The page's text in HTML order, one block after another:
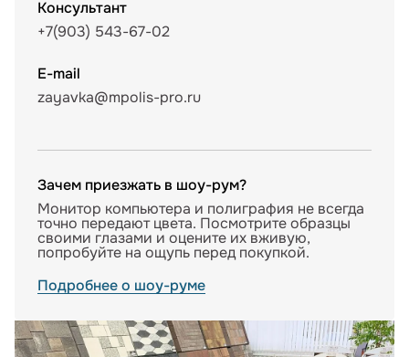
Консультант
+7(903) 543-67-02
E-mail
zayavka@mpolis-pro.ru
Зачем приезжать в шоу-рум?
Монитор компьютера и полиграфия не всегда
точно передают цвета. Посмотрите образцы
своими глазами и оцените их вживую,
попробуйте на ощупь перед покупкой.
Подробнее о шоу-руме